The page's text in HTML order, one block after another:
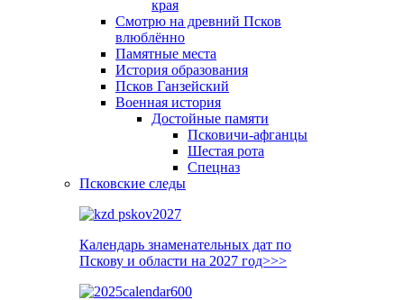
края
Смотрю на древний Псков
влюблённо
Памятные места
История образования
Псков Ганзейский
Военная история
Достойные памяти
Псковичи-афганцы
Шестая рота
Спецназ
Псковские следы
Календарь знаменательных дат по
Пскову и области на 2027 год>>>